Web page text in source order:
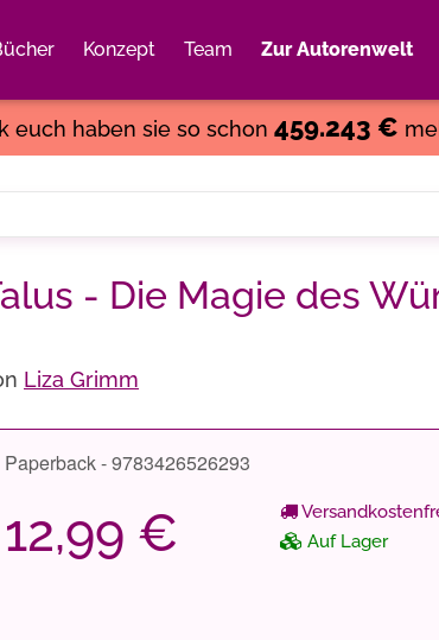
Konzept Team Zur Autorenwelt
euch haben sie so schon 459.243 €
- Die Magie des
Liza Grimm
Paperback - 9783426526293
12,99 €
Auf Lager